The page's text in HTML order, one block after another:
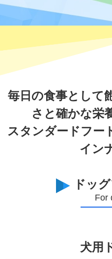
毎日の食事として
さと確かな栄
スタンダードフ
イン
ドッ
For
犬用